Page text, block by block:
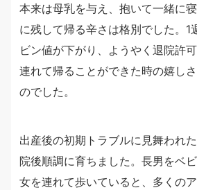
本来は母乳を与え、抱いて一緒に
に残して帰る辛さは格別でした。1
ビン値が下がり、ようやく退院許
連れて帰ることができた時の嬉し
のでした。
出産後の初期トラブルに見舞われ
院後順調に育ちました。長男をベ
女を連れて歩いていると、多くの